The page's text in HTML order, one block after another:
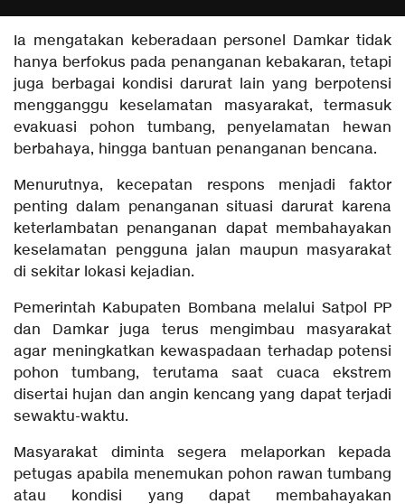
Ia mengatakan keberadaan personel Damkar tidak
hanya berfokus pada penanganan kebakaran, tetapi
juga berbagai kondisi darurat lain yang berpotensi
mengganggu keselamatan masyarakat, termasuk
evakuasi pohon tumbang, penyelamatan hewan
berbahaya, hingga bantuan penanganan bencana.
Menurutnya, kecepatan respons menjadi faktor
penting dalam penanganan situasi darurat karena
keterlambatan penanganan dapat membahayakan
keselamatan pengguna jalan maupun masyarakat
di sekitar lokasi kejadian.
Pemerintah Kabupaten Bombana melalui Satpol PP
dan Damkar juga terus mengimbau masyarakat
agar meningkatkan kewaspadaan terhadap potensi
pohon tumbang, terutama saat cuaca ekstrem
disertai hujan dan angin kencang yang dapat terjadi
sewaktu-waktu.
Masyarakat diminta segera melaporkan kepada
petugas apabila menemukan pohon rawan tumbang
atau kondisi yang dapat membahayakan